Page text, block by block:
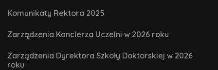
Komunikaty Rektora 2025
Zarządzenia Kanclerza Uczelni w 2026 roku
Zarządzenia Dyrektora Szkoły Doktorskiej w 2026
roku